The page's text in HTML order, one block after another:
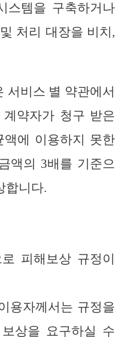
스템을 구축하거나
처리 대장을 비치,
비스 별 약관에서
약자가 청구 받은
액에 이용하지 못한
액의 3배를 기준으
합니다.
피해보상 규정이
용자께서는 규정을
상을 요구하실 수